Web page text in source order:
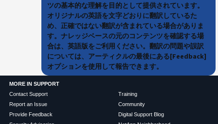
ツの基本的な理解を目的として提供されています。
オリジナルの英語を文字どおりに翻訳しているた
め、正確ではない翻訳が含まれている場合がありま
す。ナレッジベースの元のコンテンツを確認する場
合は、英語版をご利用ください。翻訳の問題や誤訳
については、アーティクルの最後にある[Feedback]
オプションを使用して報告できます。
MORE IN SUPPORT
Contact Support
Report an Issue
Provide Feedback
Training
Community
Digital Support Blog